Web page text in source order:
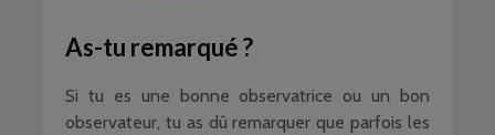
As-tu remarqué ?
Si tu es une bonne observatrice ou un bon
observateur, tu as dû remarquer que parfois les